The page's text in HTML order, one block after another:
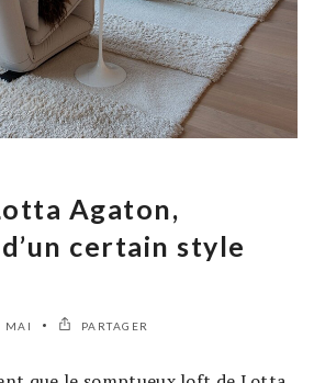
Agaton,
certain style
MAI PARTAGER